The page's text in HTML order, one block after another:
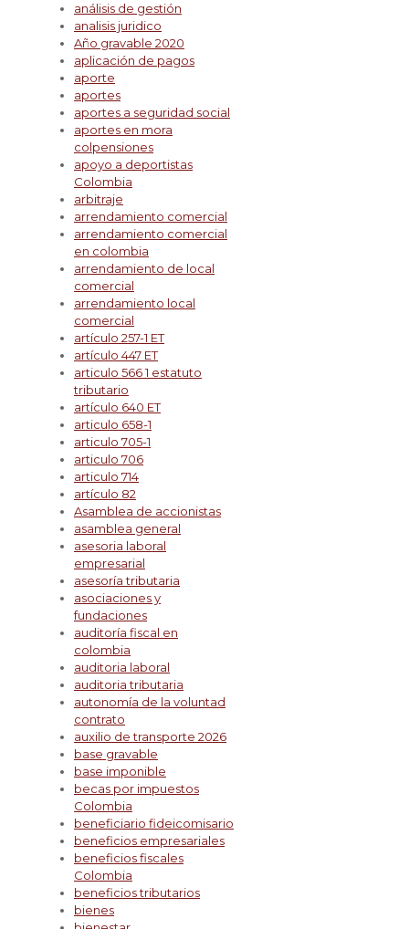
análisis de gestión
analisis juridico
Año gravable 2020
aplicación de pagos
aporte
aportes
aportes a seguridad social
aportes en mora
colpensiones
apoyo a deportistas
Colombia
arbitraje
arrendamiento comercial
arrendamiento comercial
en colombia
arrendamiento de local
comercial
arrendamiento local
comercial
artículo 257-1 ET
artículo 447 ET
articulo 566 1 estatuto
tributario
artículo 640 ET
articulo 658-1
articulo 705-1
articulo 706
articulo 714
artículo 82
Asamblea de accionistas
asamblea general
asesoria laboral
empresarial
asesoría tributaria
asociaciones y
fundaciones
auditoría fiscal en
colombia
auditoria laboral
auditoria tributaria
autonomía de la voluntad
contrato
auxilio de transporte 2026
base gravable
base imponible
becas por impuestos
Colombia
beneficiario fideicomisario
beneficios empresariales
beneficios fiscales
Colombia
beneficios tributarios
bienes